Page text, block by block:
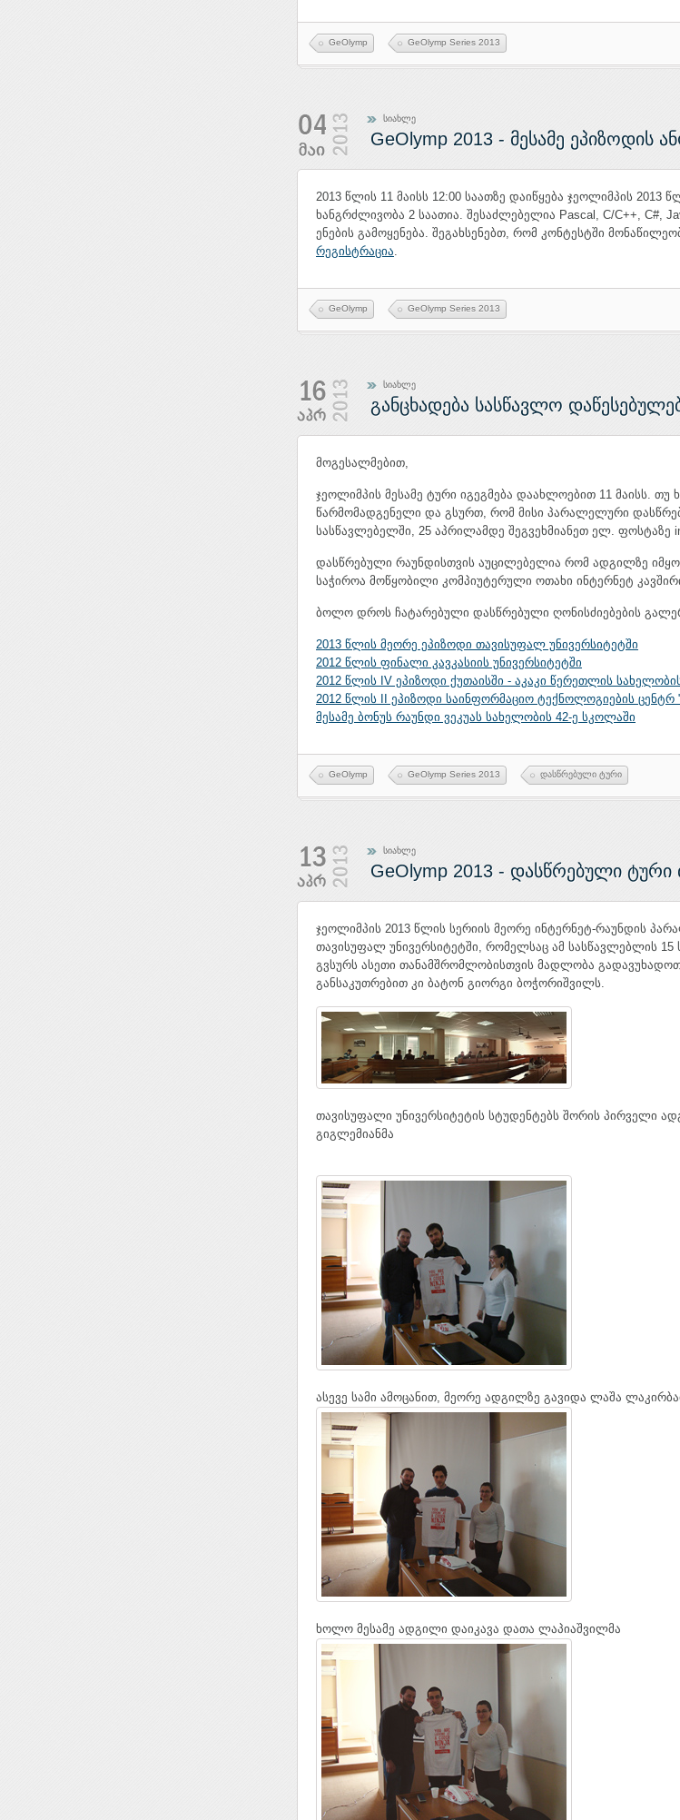
GeOlymp GeOlymp Series 2013
სიახლე
GeOlymp 2013 - მესამე ეპიზოდის
2013 წლის 11 მაისს 12:00 საათზე დაიწყება ჯეოლიმპის 2013
ხანგრძლივობა 2 საათია. შესაძლებელია Pascal, C/C++, C#,
ენების გამოყენება. შეგახსენებთ, რომ კონტესტში
რეგისტრაცია.
GeOlymp GeOlymp Series 2013
სიახლე
განცხადება სასწავლო
მოგესალმებით,
ჯეოლიმპის მესამე ტური იგეგმება დაახლოებით 11 მაისს.
წარმომადგენელი და გსურთ, რომ მისი პარალელური
სასწავლებელში, 25 აპრილამდე შეგვეხმიანეთ ელ. ფოსტაზე
დასწრებული რაუნდისთვის აუცილებელია რომ ადგილზე
საჭიროა მოწყობილი კომპიუტერული ოთახი ინტერნეტ
ბოლო დროს ჩატარებული დასწრებული ღონისძიებების
2013 წლის მეორე ეპიზოდი თავისუფალ უნივერსიტეტში
2012 წლის ფინალი კავკასიის უნივერსიტეტში
2012 წლის IV ეპიზოდი ქუთაისში - აკაკი წერეთლის
2012 წლის II ეპიზოდი საინფორმაციო ტექნოლოგიების ცენტრ
მესამე ბონუს რაუნდი ვეკუას სახელობის 42-ე სკოლაში
GeOlymp GeOlymp Series 2013 დასწრებული ტური
სიახლე
GeOlymp 2013 - დასწრებული
ჯეოლიმპის 2013 წლის სერიის მეორე ინტერნეტ-რაუნდის
თავისუფალ უნივერსიტეტში, რომელსაც ამ სასწავლებლის 15
გვსურს ასეთი თანამშრომლობისთვის მადლობა
განსაკუთრებით კი ბატონ გიორგი ბოჭორიშვილს.
თავისუფალი უნივერსიტეტის სტუდენტებს შორის პირველი
გიგლემიანმა
ასევე სამი ამოცანით, მეორე ადგილზე გავიდა ლაშა
ხოლო მესამე ადგილი დაიკავა დათა ლაპიაშვილმა